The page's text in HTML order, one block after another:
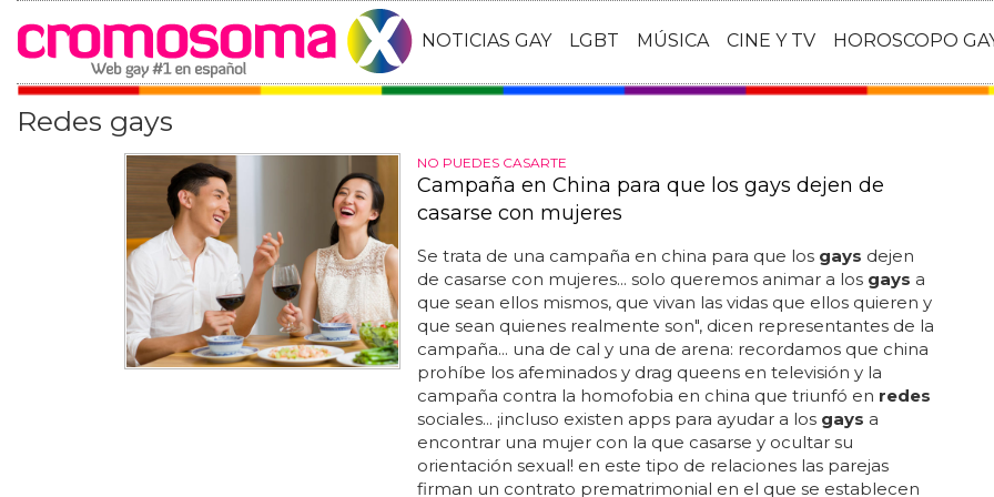
NOTICIAS GAY LGBT MÚSICA CINE Y TV HOROSCOPO
Redes gays
NO PUEDES CASARTE
Campaña en China para que los gays dejen de
casarse con mujeres
Se trata de una campaña en china para que los gays dejen
de casarse con mujeres... solo queremos animar a los gays a
que sean ellos mismos, que vivan las vidas que ellos quieren y
que sean quienes realmente son", dicen representantes de la
campaña... una de cal y una de arena: recordamos que china
prohíbe los afeminados y drag queens en televisión y la
campaña contra la homofobia en china que triunfó en redes
sociales... ¡incluso existen apps para ayudar a los gays a
encontrar una mujer con la que casarse y ocultar su
orientación sexual! en este tipo de relaciones las parejas
firman un contrato prematrimonial en el que se establecen